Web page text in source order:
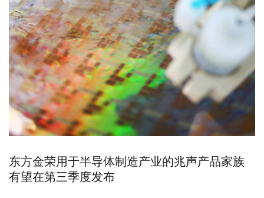
东方金荣用于半导体制造产业的兆声产品家族
有望在第三季度发布